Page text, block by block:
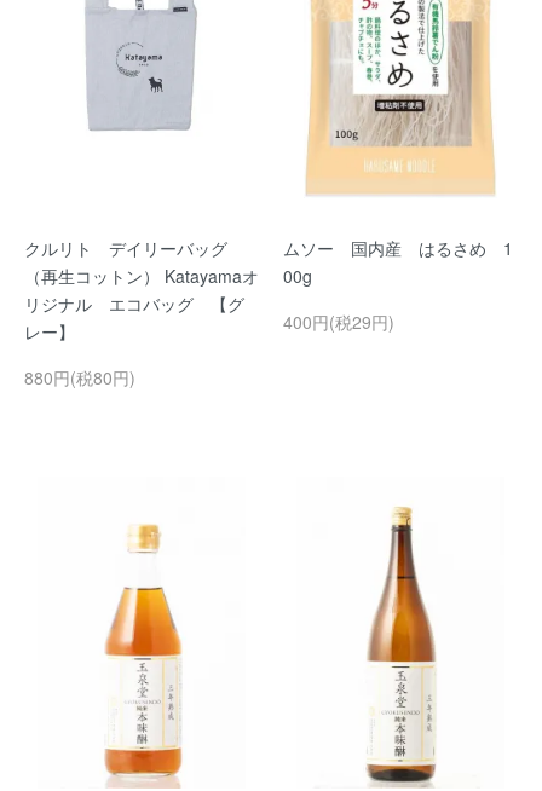
クルリト デイリーバッグ
（再生コットン） Katayamaオ
リジナル エコバッグ 【グ
レー】
880円(税80円)
ムソー 国内産 はるさめ 1
00g
400円(税29円)